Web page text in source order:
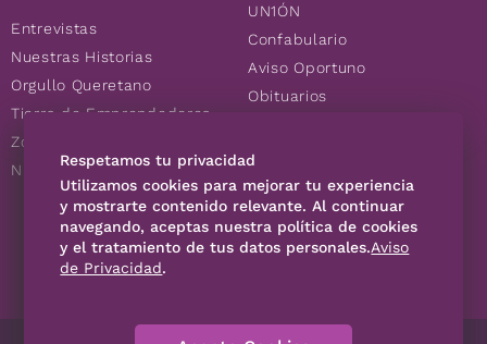
Entrevistas
Nuestras Historias
Orgullo Queretano
Tierra de Emprendedores
Zoociales
Nuevos Queretanos
UN1ÓN
Confabulario
Aviso Oportuno
Obituarios
Consultas
SÍGUENOS
Respetamos tu privacidad
Utilizamos cookies para mejorar tu experiencia
y mostrarte contenido relevante. Al continuar
navegando, aceptas nuestra política de cookies
y el tratamiento de tus datos personales.Aviso
de Privacidad.